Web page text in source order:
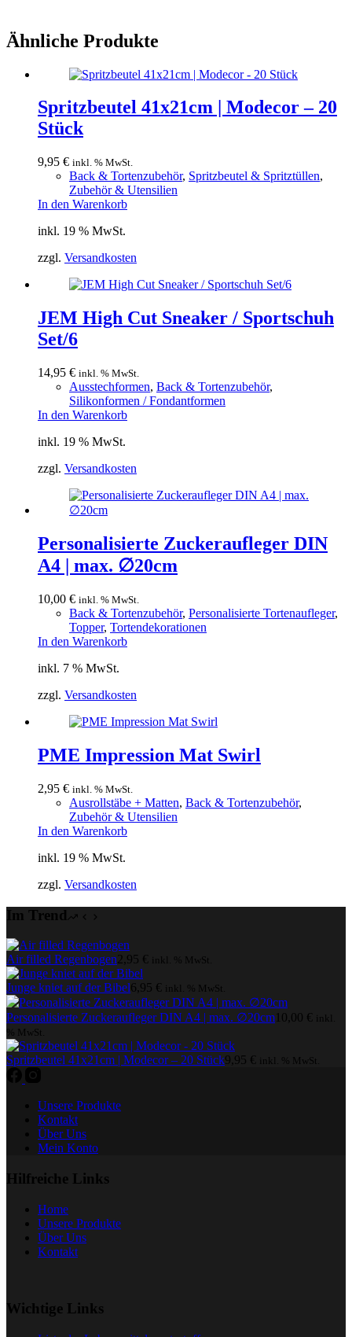
Ähnliche Produkte
Spritzbeutel 41x21cm | Modecor – 20
Stück
9,95 € inkl. % MwSt.
Back & Tortenzubehör, Spritzbeutel & Spritztüllen,
Zubehör & Utensilien
In den Warenkorb
inkl. 19 % MwSt.
zzgl. Versandkosten
JEM High Cut Sneaker / Sportschuh
Set/6
14,95 € inkl. % MwSt.
Ausstechformen, Back & Tortenzubehör,
Silikonformen / Fondantformen
In den Warenkorb
inkl. 19 % MwSt.
zzgl. Versandkosten
Personalisierte Zuckeraufleger DIN
A4 | max. ∅20cm
10,00 € inkl. % MwSt.
Back & Tortenzubehör, Personalisierte Tortenaufleger,
Topper, Tortendekorationen
In den Warenkorb
inkl. 7 % MwSt.
zzgl. Versandkosten
PME Impression Mat Swirl
2,95 € inkl. % MwSt.
Ausrollstäbe + Matten, Back & Tortenzubehör,
Zubehör & Utensilien
In den Warenkorb
inkl. 19 % MwSt.
zzgl. Versandkosten
Im Trend
Air filled Regenbogen 2,95 € inkl. % MwSt.
Junge kniet auf der Bibel6,95 € inkl. % MwSt.
Personalisierte Zuckeraufleger DIN A4 | max. ∅20cm 10,00 €
inkl.
% MwSt.
Spritzbeutel 41x21cm | Modecor – 20 Stück9,95 € inkl. % MwSt.
Unsere Produkte
Kontakt
Über Uns
Mein Konto
Hilfreiche Links
Home
Unsere Produkte
Über Uns
Kontakt
Wichtige Links